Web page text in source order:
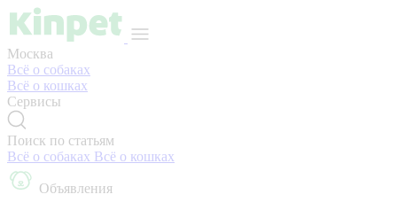
Москва
Всё о собаках
Всё о кошках
Сервисы
Поиск по статьям
Всё о собаках Всё о кошках
Объявления